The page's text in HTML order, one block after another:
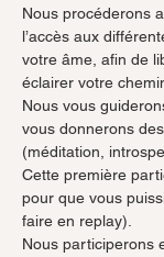
Nous procéderons
l’accès aux
votre âme, afin de
éclairer votre
Nous vous
vous donnerons
(méditation,
Cette première
pour que vous
faire en replay).
Nous participerons